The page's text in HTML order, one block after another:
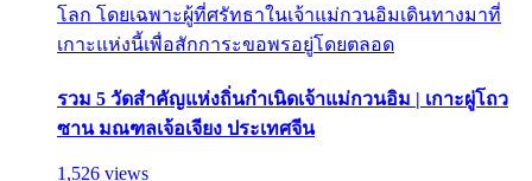
โลก โดยเฉพาะผู้ที่ศรัทธาในเจ้าแม่กวนอิมเดินทางมาที่
เกาะแห่งนี้เพื่อสักการะขอพรอยู่โดยตลอด
รวม 5 วัดสำคัญแห่งถิ่นกำเนิดเจ้าแม่กวนอิม | เกาะผู่โถว
ซาน มณฑลเจ้อเจียง ประเทศจีน
1,526 views